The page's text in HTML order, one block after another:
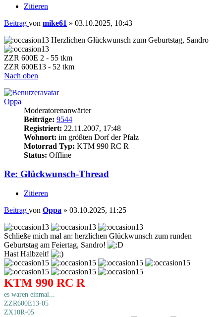
Zitieren
Beitrag von mike61 » 03.10.2025, 10:43
Herzlichen Glückwunsch zum Geburtstag, Sandro
ZZR 600E 2 - 55 tkm
ZZR 600E13 - 52 tkm
Nach oben
Oppa
Moderatorenanwärter
Beiträge: 9544
Registriert: 22.11.2007, 17:48
Wohnort: im größten Dorf der Pfalz
Motorrad Typ: KTM 990 RC R
Status: Offline
Re: Glückwunsch-Thread
Zitieren
Beitrag von Oppa » 03.10.2025, 11:25
Schließe mich mal an: herzlichen Glückwunsch zum runden
Geburtstag am Feiertag, Sandro!
Hast Halbzeit!
KTM 990 RC R
es waren einmal...
ZZR600E13-05
ZX10R-05